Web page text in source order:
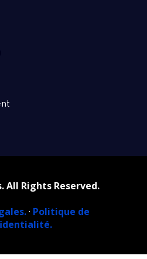
All Rights Reserved.
· Politique de